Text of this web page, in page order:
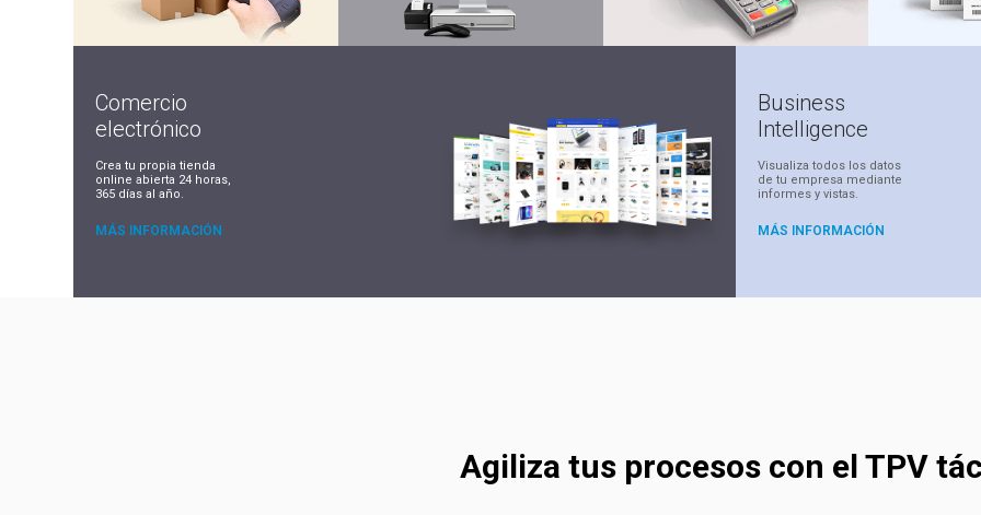
Comercio
electrónico
Crea tu propia tienda
online abierta 24 horas,
365 días al año.
MÁS INFORMACIÓN
Business
Intelligence
Visualiza todos los datos
de tu empresa mediante
informes y vistas.
MÁS INFORMACIÓN
Agiliza tus procesos con el TPV